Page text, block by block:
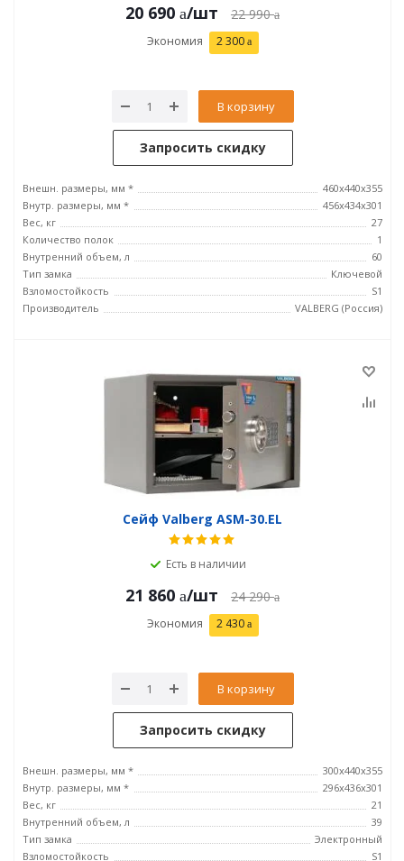
20 690 /шт 22 990
Экономия 2 300
В корзину
Запросить скидку
Внешн. размеры, мм *
460х440х355
Внутр. размеры, мм *
456х434х301
Вес, кг
27
Количество полок
1
Внутренний объем, л
60
Тип замка
Ключевой
Взломостойкость
S1
Производитель
VALBERG (Россия)
Сейф Valberg ASM-30.EL
Есть в наличии
21 860 /шт 24 290
Экономия 2 430
В корзину
Запросить скидку
Внешн. размеры, мм *
300x440x355
Внутр. размеры, мм *
296х436х301
Вес, кг
21
Внутренний объем, л
39
Тип замка
Электронный
Взломостойкость
S1